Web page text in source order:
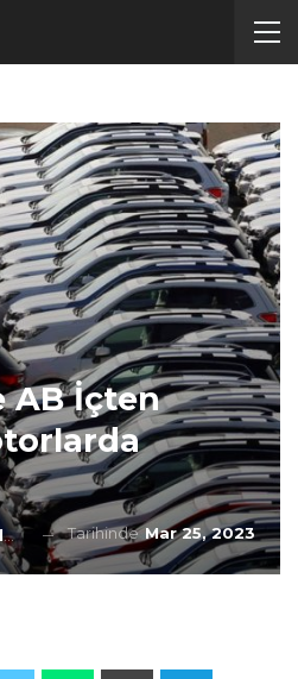
AB İçten
TarihindeMar 25, 2023